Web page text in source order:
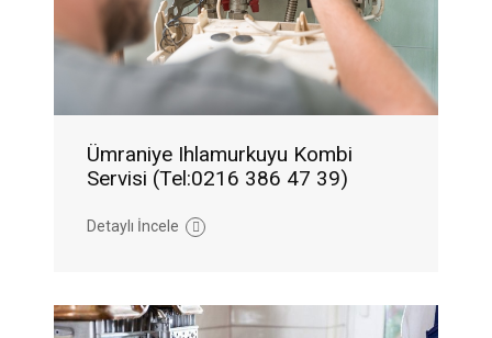
Ümraniye Ihlamurkuyu Kombi
Servisi (Tel:0216 386 47 39)
Detaylı İncele